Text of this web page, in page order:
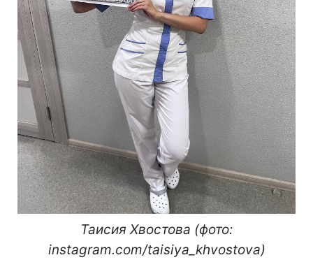
Таисия Хвостова (фото:
instagram.com/taisiya_khvostova)